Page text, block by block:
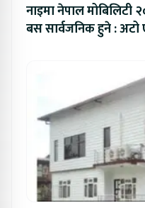
नाइमा नेपाल मोबिलिटी
बस सार्वजनिक हुने : अटो